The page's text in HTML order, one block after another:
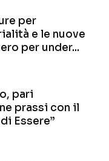
per
e le nuove
per under...
pari
prassi con il
Essere”